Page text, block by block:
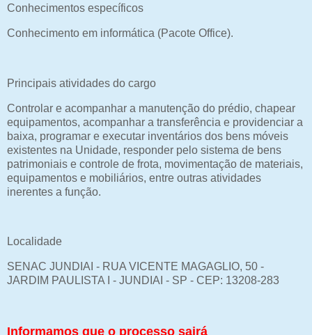
Conhecimentos específicos
Conhecimento em informática (Pacote Office).
Principais atividades do cargo
Controlar e acompanhar a manutenção do prédio, chapear
equipamentos, acompanhar a transferência e providenciar a
baixa, programar e executar inventários dos bens móveis
existentes na Unidade, responder pelo sistema de bens
patrimoniais e controle de frota, movimentação de materiais,
equipamentos e mobiliários, entre outras atividades
inerentes a função.
Localidade
SENAC JUNDIAI - RUA VICENTE MAGAGLIO, 50 -
JARDIM PAULISTA I - JUNDIAI - SP - CEP: 13208-283
Informamos que o processo sairá